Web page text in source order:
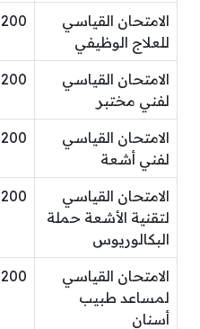
الامتحان القياسي
للعلاج الوظيفي
200 دولار أمريكي
الامتحان القياسي
لفني مختبر
200 دولار أمريكي
الامتحان القياسي
لفني أشعة
200 دولار أمريكي
الامتحان القياسي
لتقنية الأشعة حملة
البكالوريوس
200 دولار أمريكي
الامتحان القياسي
لمساعد طبيب
أسنان
200 دولار أمريكي